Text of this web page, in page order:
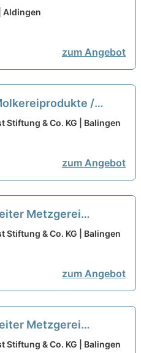
(m/w/d)
Aldingen
zum Angebot
/
(m/w/d) neu
Stiftung & Co. KG | Balingen
zum Angebot
Metzgerei
Stiftung & Co. KG | Balingen
zum Angebot
Metzgerei
Stiftung & Co. KG | Balingen